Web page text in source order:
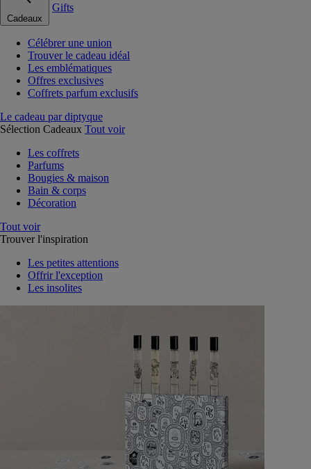
Cadeaux
Gifts
Célébrer une union
Trouver le cadeau idéal
Les emblématiques
Offres exclusives
Coffrets parfum exclusifs
Le cadeau par diptyque
Sélection Cadeaux Tout voir
Les coffrets
Parfums
Bougies & maison
Bain & corps
Décoration
Tout voir
Trouver l'inspiration
Les petites attentions
Offrir l'exception
Les insolites